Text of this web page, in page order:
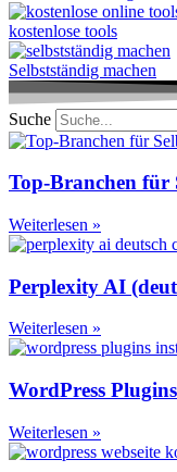
kostenlose tools
Selbstständig machen
Suche
Top-Branchen für
Weiterlesen »
Perplexity AI
Weiterlesen »
WordPress
Weiterlesen »